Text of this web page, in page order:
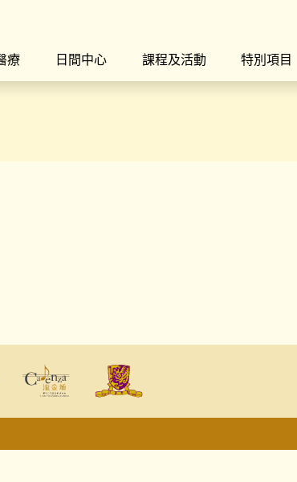
療 日間中心 課程及活動 特別項目